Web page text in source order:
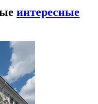
интересные